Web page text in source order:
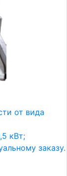
от вида
кВт;
заказу.